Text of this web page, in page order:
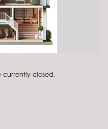
currently closed.